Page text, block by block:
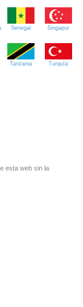
Senegal Singapur
Tanzania Turquía
esta web sin la